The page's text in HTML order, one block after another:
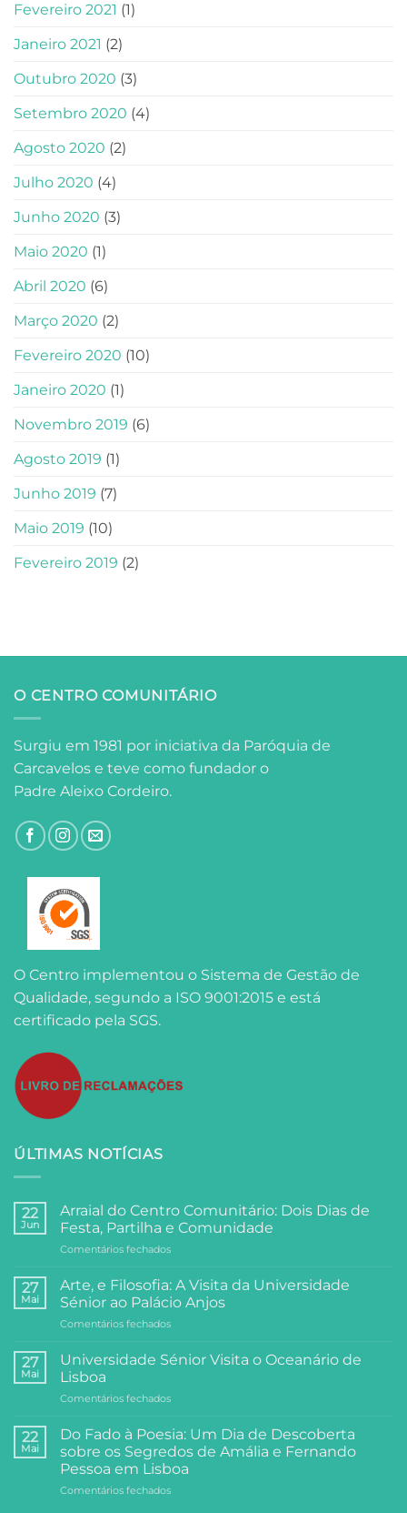
Fevereiro 2021 (1)
Janeiro 2021 (2)
Outubro 2020 (3)
Setembro 2020 (4)
Agosto 2020 (2)
Julho 2020 (4)
Junho 2020 (3)
Maio 2020 (1)
Abril 2020 (6)
Março 2020 (2)
Fevereiro 2020 (10)
Janeiro 2020 (1)
Novembro 2019 (6)
Agosto 2019 (1)
Junho 2019 (7)
Maio 2019 (10)
Fevereiro 2019 (2)
O CENTRO COMUNITÁRIO
Surgiu em 1981 por iniciativa da Paróquia de
Carcavelos e teve como fundador o
Padre Aleixo Cordeiro.
O Centro implementou o Sistema de Gestão de
Qualidade, segundo a ISO 9001:2015 e está
certificado pela SGS.
ÚLTIMAS NOTÍCIAS
22
Jun
Arraial do Centro Comunitário: Dois Dias de
Festa, Partilha e Comunidade
Comentários fechadosem
do
Centro
Comunitário:
Dois
de
e
27
Mai
Arte, e Filosofia: A Visita da Universidade
Sénior ao Palácio Anjos
Comentários fechadosem
e
Filosofia:
Visita
Universidade
Sénior
Palácio
Anjos
27
Mai
Universidade Sénior Visita o Oceanário de
Lisboa
Comentários fechadosem
Sénior
Visita
o
Oceanário
de
22
Mai
Do Fado à Poesia: Um Dia de Descoberta
sobre os Segredos de Amália e Fernando
Pessoa em Lisboa
Comentários fechadosem